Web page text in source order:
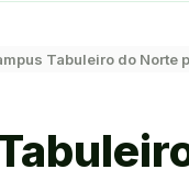
Tabuleiro do Norte